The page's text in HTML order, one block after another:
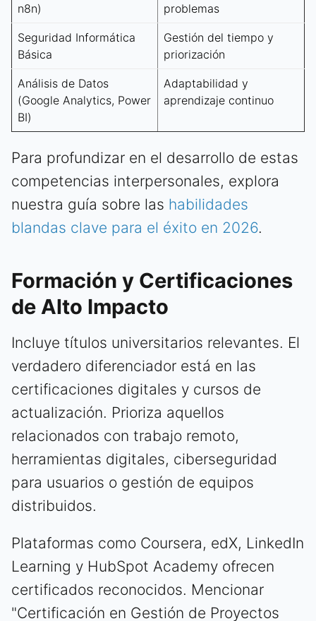
n8n)
problemas
Seguridad Informática
Básica
Gestión del tiempo y
priorización
Análisis de Datos
(Google Analytics, Power
BI)
Adaptabilidad y
aprendizaje continuo
Para profundizar en el desarrollo de estas
competencias interpersonales, explora
nuestra guía sobre las habilidades
blandas clave para el éxito en 2026.
Formación y Certificaciones
de Alto Impacto
Incluye títulos universitarios relevantes. El
verdadero diferenciador está en las
certificaciones digitales y cursos de
actualización. Prioriza aquellos
relacionados con trabajo remoto,
herramientas digitales, ciberseguridad
para usuarios o gestión de equipos
distribuidos.
Plataformas como Coursera, edX, LinkedIn
Learning y HubSpot Academy ofrecen
certificados reconocidos. Mencionar
"Certificación en Gestión de Proyectos